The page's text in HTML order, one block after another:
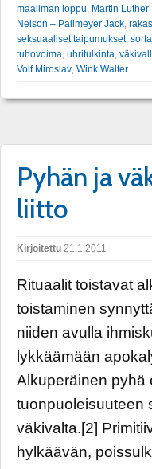
maailman loppu Martin Luther
Nelson – Pallmeyer Jack
seksuaaliset taipumukset,
tuhovoima uhritulkinta
Volf Miroslav Wink Walter
Pyhän ja
liitto
Kirjoitettu 21.1.2011
Rituaalit toistavat
toistaminen
niiden avulla
lykkäämään
Alkuperäinen pyhä
tuonpuoleisuuteen
väkivalta.[2]
hylkäävän,